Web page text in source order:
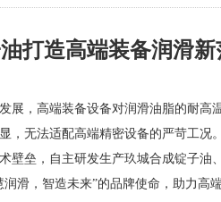
打造高端装备润滑新
展，高端装备设备对润滑油脂的耐高
，无法适配高端精密设备的严苛工况
壁垒，自主研发生产玖城合成锭子油
滑，智造未来”的品牌使命，助力高